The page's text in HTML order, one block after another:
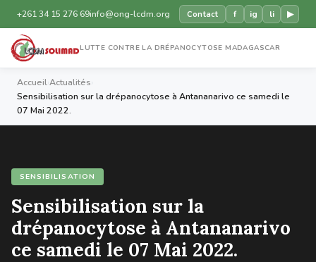
+261 34 15 276 69info@ong-lcdm.org Contact f ig li ▶
LUTTE CONTRE LA DRÉPANOCYTOSE MADAGASCAR
AccueilActualités
Sensibilisation sur la drépanocytose à Antananarivo ce samedi le
07 Mai 2022.
SENSIBILISATION
Sensibilisation sur la
drépanocytose à Antananarivo
ce samedi le 07 Mai 2022.